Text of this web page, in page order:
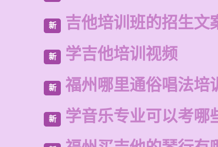
新 吉他培训班的招生文
新 学吉他培训视频
新 福州哪里通俗唱法培
新 学音乐专业可以考哪